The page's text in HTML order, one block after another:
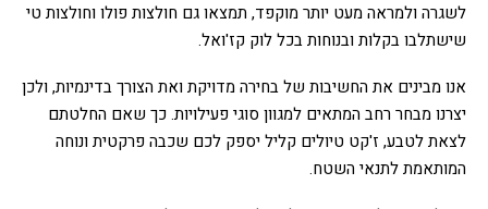
לשגרה ולמראה מעט יותר מוקפד, תמצאו גם חולצות פולו וחולצות טי
שישתלבו בקלות ובנוחות בכל לוק קז'ואל.
אנו מבינים את החשיבות של בחירה מדויקת ואת הצורך בדינמיות, ולכן
יצרנו מבחר רחב המתאים למגוון סוגי פעילויות. כך שאם החלטתם
לצאת לטבע, ז'קט טיולים קליל יספק לכם שכבה פרקטית ונוחה
המותאמת לתנאי השטח.